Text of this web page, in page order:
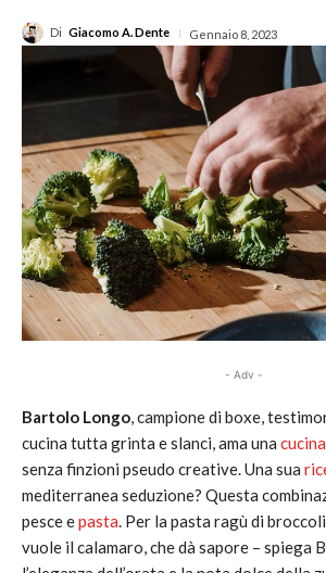
Di Giacomo A. Dente Gennaio 8, 2023
- Adv -
Bartolo Longo, campione di boxe,
cucina tutta grinta e slanci, ama una
senza finzioni pseudo creative. Una sua
mediterranea seduzione? Questa
pesce epasta. Per la pasta ragù di
vuole il calamaro, che dà sapore – spiega